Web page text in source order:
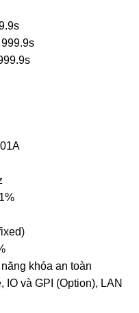
khóa an toàn
IO và GPI (Option), LAN